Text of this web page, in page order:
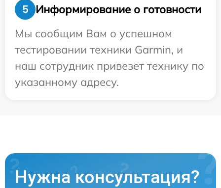
5
Информирование о готовности
Мы сообщим Вам о успешном
тестировании техники Garmin, и
наш сотрудник привезет технику по
указанному адресу.
Нужна консультация?